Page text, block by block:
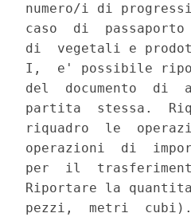
numero/i di
caso  di
di  vegetali e
I,  e' possibile
del  documento  di
partita  stessa.
riquadro  le
operazioni  di
per  il
Riportare la
pezzi,  metri  cubi).